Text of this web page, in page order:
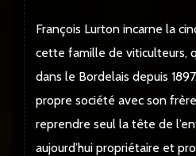
François Lurton incarne la
cette famille de viticulteurs,
dans le Bordelais depuis
propre société avec son
reprendre seul la tête de
aujourd’hui propriétaire et